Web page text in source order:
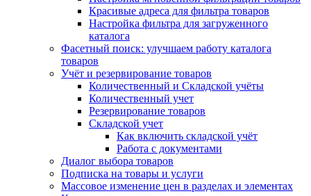
Красивые адреса для фильтра товаров
Настройка фильтра для загруженного
каталога
Фасетный поиск: улучшаем работу каталога
товаров
Учёт и резервирование товаров
Количественный и Складской учёты
Количественный учет
Резервирование товаров
Складской учет
Как включить складской учёт
Работа с документами
Диалог выбора товаров
Подписка на товары и услуги
Массовое изменение цен в разделах и элементах